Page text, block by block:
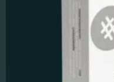
advertenties weer